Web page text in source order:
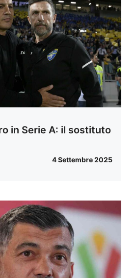
in Serie A: il sostituto
4 Settembre 2025